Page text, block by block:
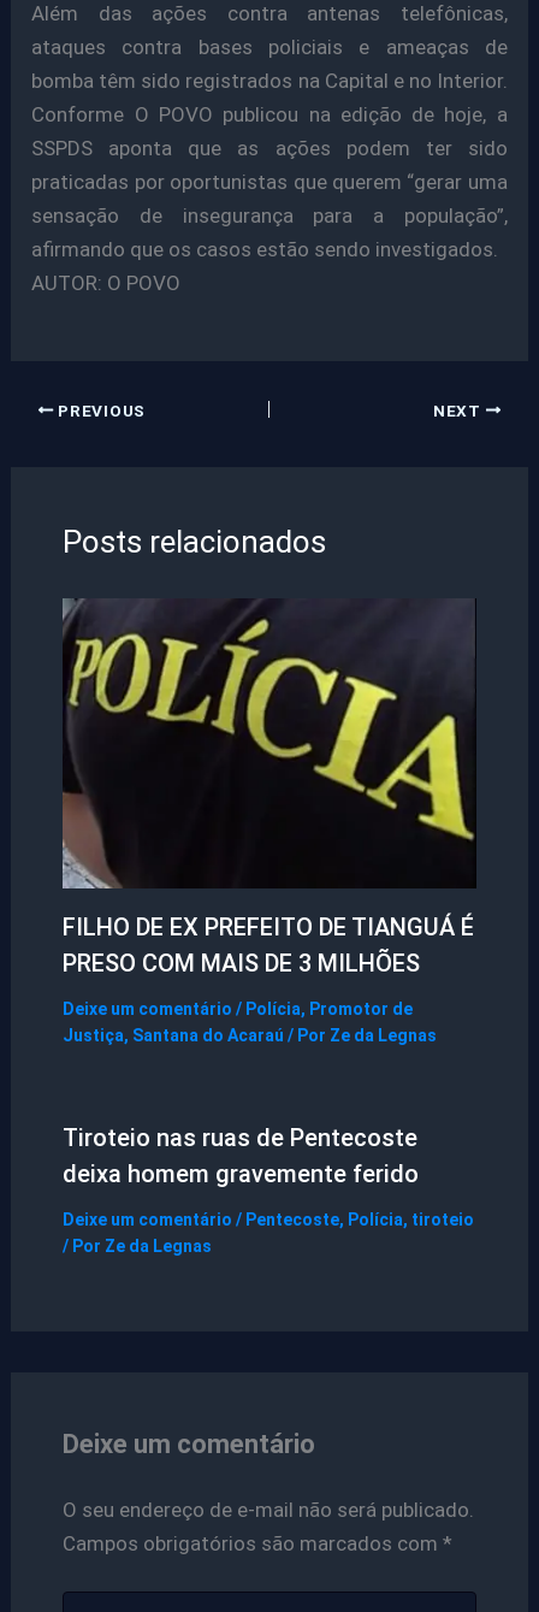
Além das ações contra antenas telefônicas,
ataques contra bases policiais e ameaças de
bomba têm sido registrados na Capital e no Interior.
Conforme O POVO publicou na edição de hoje, a
SSPDS aponta que as ações podem ter sido
praticadas por oportunistas que querem “gerar uma
sensação de insegurança para a população”,
afirmando que os casos estão sendo investigados.
AUTOR: O POVO
PREVIOUS NEXT
Posts relacionados
FILHO DE EX PREFEITO DE TIANGUÁ É
PRESO COM MAIS DE 3 MILHÕES
Deixe um comentário / Polícia, Promotor de
Justiça, Santana do Acaraú / Por Ze da Legnas
Tiroteio nas ruas de Pentecoste
deixa homem gravemente ferido
Deixe um comentário / Pentecoste, Polícia, tiroteio
/ Por Ze da Legnas
Deixe um comentário
O seu endereço de e-mail não será publicado.
Campos obrigatórios são marcados com *